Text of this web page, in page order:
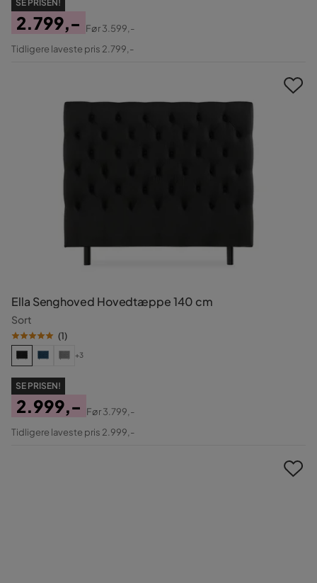
SE PRISEN!
Pris
2.799,-
Original
Før3.599,-
Tidligere laveste pris 2.799,-
Ella Senghoved Hovedtæppe 140 cm
Sort
(1)
+3
SE PRISEN!
Pris
2.999,-
Original
Før3.799,-
Tidligere laveste pris 2.999,-